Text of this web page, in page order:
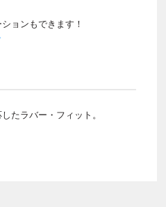
ョンもできます！
たラバー・フィット。